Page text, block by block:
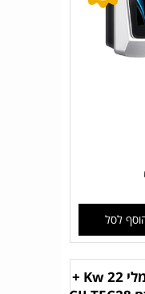
לסל
עמדת טעינה לרכב חשמלי 22 Kw +